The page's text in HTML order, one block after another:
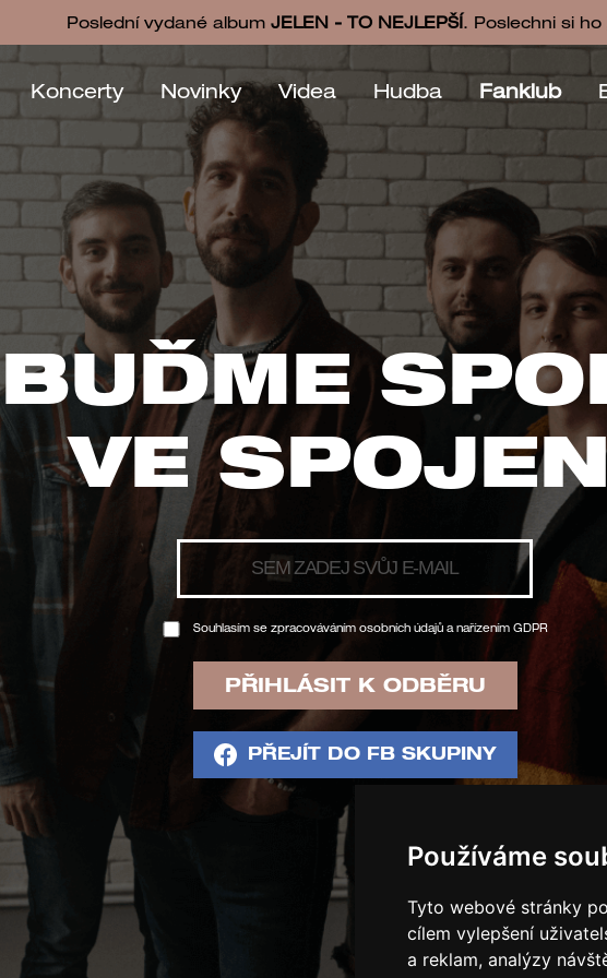
Používáme
Tyto webové stránky
cílem vylepšení
a reklam, analýzy
Poslední vydané album JELEN - TO NEJLEPŠÍ. Poslechni si ho
Koncerty Novinky Videa Hudba Fanklub
BUĎME
VE
Souhlasím se zpracováváním osobních údajů a nařízením GDPR
PŘIHLÁSIT K ODBĚRU
PŘEJÍT DO FB SKUPINY
NAŠE NOVINKY
DO E-MAILU
Souhlasím se zpracováváním osobních